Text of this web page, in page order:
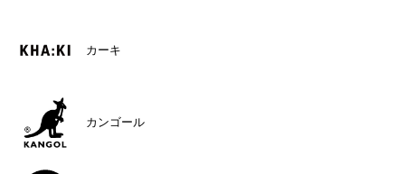
カーキ
カンゴール